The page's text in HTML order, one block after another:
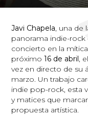
Javi Chapela , una
panorama indie-
concierto en la
próximo 16 de abril ,
vez en directo de su
marzo. Un trabajo
indie pop-rock, esta
y matices que
propuesta artística.